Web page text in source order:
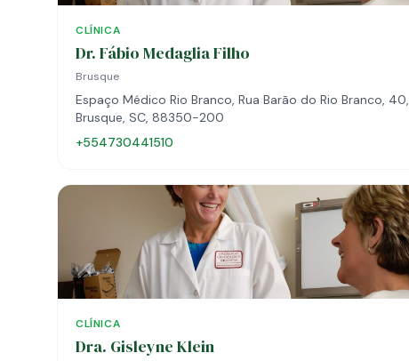
CLÍNICA
Dr. Fábio Medaglia Filho
Brusque
Espaço Médico Rio Branco, Rua Barão do Rio Branco, 40,
Brusque, SC, 88350-200
+554730441510
CLÍNICA
Dra. Gisleyne Klein